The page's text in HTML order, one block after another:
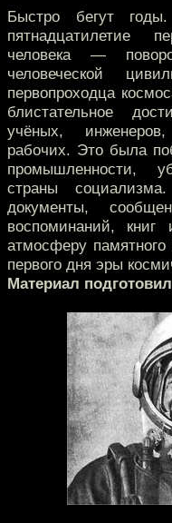
Быстро бегут
пятнадцатилетие
человека —
человеческой
первопроходца
блистательное
учёных, инженеров,
рабочих. Это была
промышленности,
страны
документы,
воспоминаний, книг
атмосферу
первого дня эры
Материал